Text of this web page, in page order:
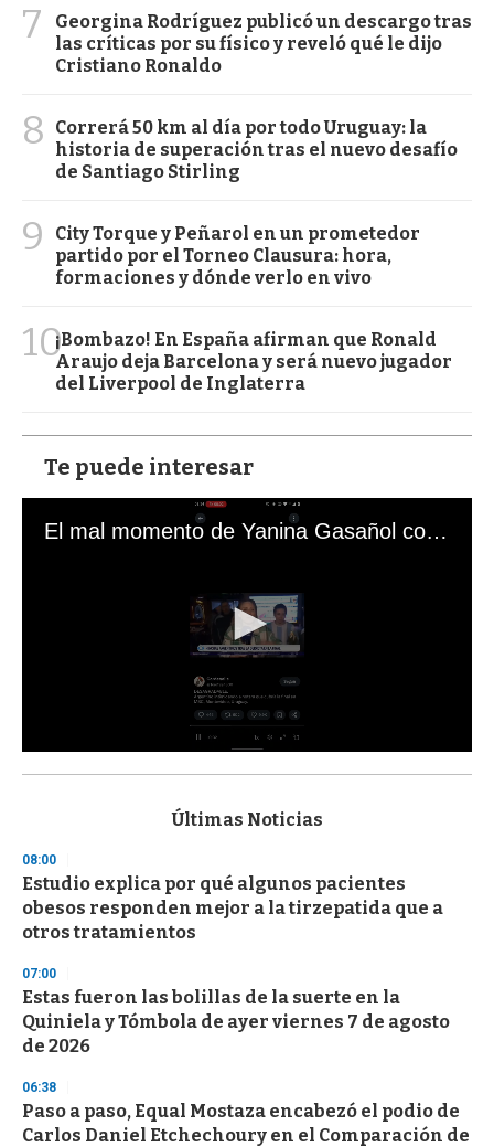
7
Georgina Rodríguez publicó un descargo tras
las críticas por su físico y reveló qué le dijo
Cristiano Ronaldo
8
Correrá 50 km al día por todo Uruguay: la
historia de superación tras el nuevo desafío
de Santiago Stirling
9
City Torque y Peñarol en un prometedor
partido por el Torneo Clausura: hora,
formaciones y dónde verlo en vivo
10¡Bombazo! En España afirman que Ronald
Araujo deja Barcelona y será nuevo jugador
del Liverpool de Inglaterra
Te puede interesar
El mal momento de Yanina Gasañol con un hincha argentino en "Subrayado"
s
d
s
o
f
3
s
e
c
o
n
Últimas Noticias
08:00
Estudio explica por qué algunos pacientes
obesos responden mejor a la tirzepatida que a
otros tratamientos
07:00
Estas fueron las bolillas de la suerte en la
Quiniela y Tómbola de ayer viernes 7 de agosto
de 2026
06:38
Paso a paso, Equal Mostaza encabezó el podio de
Carlos Daniel Etchechoury en el Comparación de